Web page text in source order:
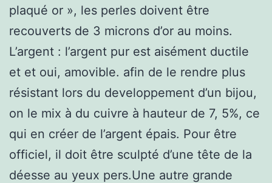
plaqué or », les perles doivent être
recouverts de 3 microns d’or au moins.
L’argent : l’argent pur est aisément ductile
et et oui, amovible. afin de le rendre plus
résistant lors du developpement d’un bijou,
on le mix à du cuivre à hauteur de 7, 5%, ce
qui en créer de l’argent épais. Pour être
officiel, il doit être sculpté d’une tête de la
déesse au yeux pers.Une autre grande